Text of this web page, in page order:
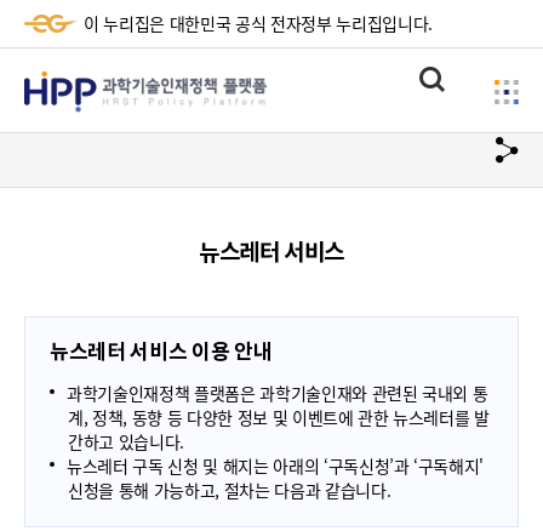
이 누리집은 대한민국 공식 전자정부 누리집입니다.
HPP
과
정
플
통
합
색
사
이
메
url
복
뉴스레터 서비스
뉴스레터 서비스 이용 안내
과학기술인재정책 플랫폼은 과학기술인재와 관련된 국내외 통
계, 정책, 동향 등 다양한 정보 및 이벤트에 관한 뉴스레터를 발
간하고 있습니다.
뉴스레터 구독 신청 및 해지는 아래의 ‘구독신청’과 ‘구독해지'
신청을 통해 가능하고, 절차는 다음과 같습니다.